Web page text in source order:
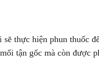
thực hiện phun thuốc
tận gốc mà còn được